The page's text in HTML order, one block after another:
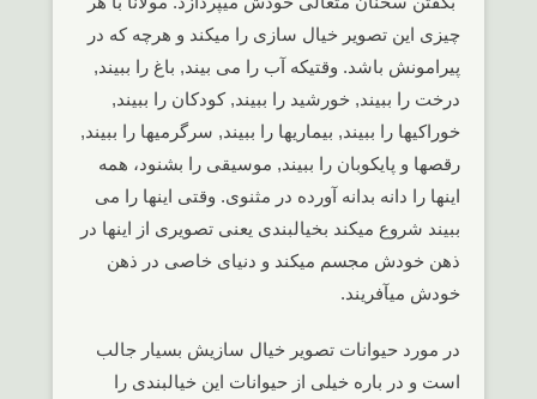
چیزی این تصویر خیال سازی را میکند و هرچه که در
پیرامونش باشد. وقتیکه آب را می بیند, باغ را ببیند,
درخت را ببیند, خورشید را ببیند, کودکان را ببیند,
خوراکیها را ببیند, بیماریها را ببیند, سرگرمیها را ببیند,
رقصها و پایکوبان را ببیند, موسیقی را بشنود، همه
اینها را دانه بدانه آورده در مثنوی. وقتی اینها را می
ببیند شروع میکند بخیالبندی یعنی تصویری از اینها در
ذهن خودش مجسم میکند و دنیای خاصی در ذهن
خودش میآفریند.
در مورد حیوانات تصویر خیال سازیش بسیار جالب
است و در باره خیلی از حیوانات این خیالبندی را